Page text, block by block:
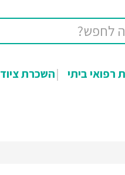
רפואי ביתי
השכרת